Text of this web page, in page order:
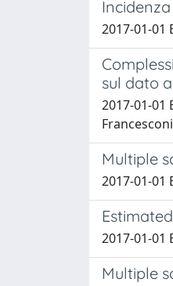
2017-01-01
sul dato
2017-01-01
Multiple
2017-01-01
2017-01-01
Multiple